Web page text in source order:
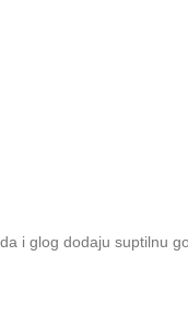
i glog dodaju suptilnu